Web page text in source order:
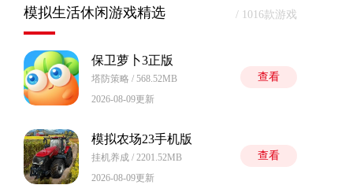
模拟生活休闲游戏精选 / 1016款游戏
保卫萝卜3正版
塔防策略 / 568.52MB
2026-08-09更新
查看
模拟农场23手机版
挂机养成 / 2201.52MB
2026-08-09更新
查看